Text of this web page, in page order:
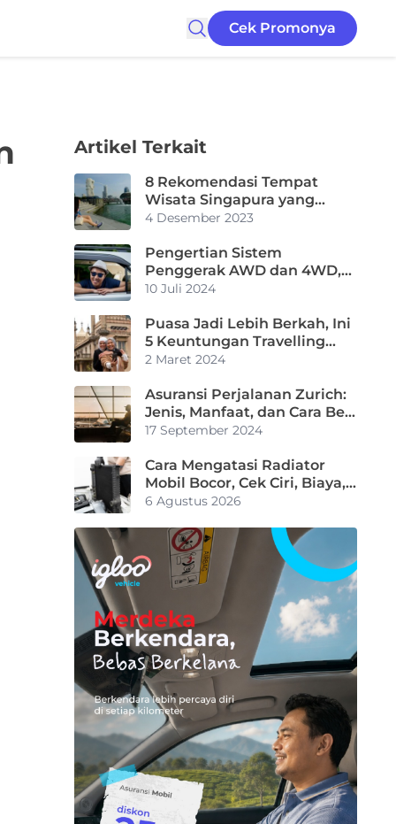
Cek Promonya
Artikel Terkait
8 Rekomendasi Tempat
Wisata Singapura yang
Populer 2024
4 Desember 2023
Pengertian Sistem
Penggerak AWD dan 4WD,
Apa Bedanya?
10 Juli 2024
Puasa Jadi Lebih Berkah, Ini
5 Keuntungan Travelling
saat Bulan Ramadhan
2 Maret 2024
Asuransi Perjalanan Zurich:
Jenis, Manfaat, dan Cara Beli
di Igloo!
17 September 2024
Cara Mengatasi Radiator
Mobil Bocor, Cek Ciri, Biaya,
dan Solusi Darurat
6 Agustus 2026